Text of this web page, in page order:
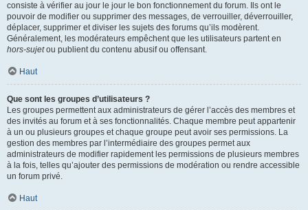
consiste à vérifier au jour le jour le bon fonctionnement du forum. Ils ont le
pouvoir de modifier ou supprimer des messages, de verrouiller, déverrouiller,
déplacer, supprimer et diviser les sujets des forums qu’ils modèrent.
Généralement, les modérateurs empêchent que les utilisateurs partent en
hors-sujetou publient du contenu abusif ou offensant.
Haut
Que sont les groupes d’utilisateurs ?
Les groupes permettent aux administrateurs de gérer l’accès des membres et
des invités au forum et à ses fonctionnalités. Chaque membre peut appartenir
à un ou plusieurs groupes et chaque groupe peut avoir ses permissions. La
gestion des membres par l’intermédiaire des groupes permet aux
administrateurs de modifier rapidement les permissions de plusieurs membres
à la fois, telles qu’ajouter des permissions de modération ou rendre accessible
un forum privé.
Haut